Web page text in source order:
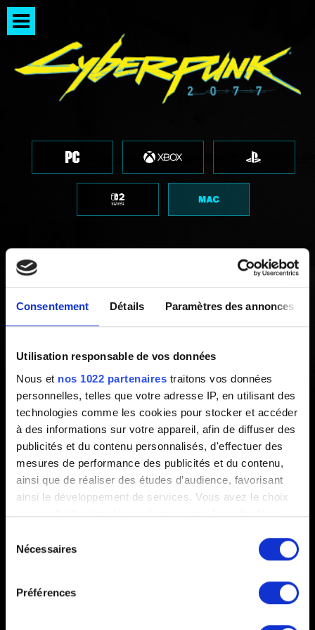
Consentement Détails Paramètres des annonces
Utilisation responsable de vos données
Nous et nos 1022 partenaires traitons vos données
personnelles, telles que votre adresse IP, en utilisant des
technologies comme les cookies pour stocker et accéder
à des informations sur votre appareil, afin de diffuser des
publicités et du contenu personnalisés, d'effectuer des
mesures de performance des publicités et du contenu,
ainsi que de réaliser des études d’audience, favorisant
ainsi le développement de services. Vous avez le choix
quant à l'utilisation de vos données et à leurs finalités.
tout moment en consultant la Déclaration relative aux
cookies ou en cliquant sur l'icône de confidentialité.
Si vous le permettez, nous aimerions également :
Nécessaires
Préférences
Patch 2.31 - Télécharger
maintenant
Créé il y a 1 an Mis à jour il y a 7 mois
Le patch 2.31 est désormais disponible. La liste des
modifications les plus importantes de cette mise à jour
estdisponible ici.